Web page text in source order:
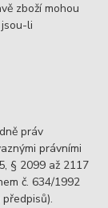
zboží mohou
li
práv
právními
§ 2099 až 2117
č. 634/1992